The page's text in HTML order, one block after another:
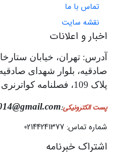
تماس با ما
نقشه سایت
اخبار و اعلانات
آدرس: تهران، خیابان
پلاک 109، فصلنامه کواترنری ایران
پست الکترونیکی:
شماره تماس: 02144241377
اشتراک خبرنامه